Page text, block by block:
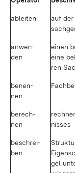
ab­lei­ten
auf der
an­wen­
den
ei­nen
ei­ne
ren
be­nen­
nen
be­rech­
nen
nis­ses
be­schrei­
ben
gel